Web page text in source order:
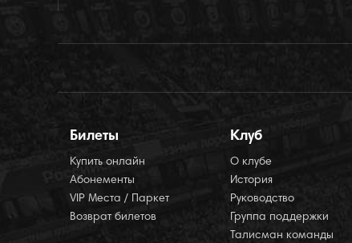
Билеты
Купить онлайн
Абонементы
VIP Места / Паркет
Возврат билетов
Клуб
О клубе
История
Руководство
Группа поддержки
Талисман команды